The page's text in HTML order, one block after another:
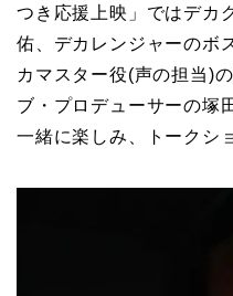
つき応援上映」ではデカ
佑、デカレンジャーのボ
カマスター役(声の担当)
ブ・プロデューサーの塚
一緒に楽しみ、トークシ